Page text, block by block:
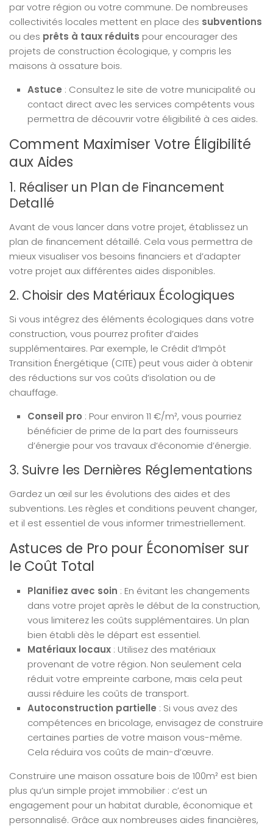
par votre région ou votre commune. De nombreuses
collectivités locales mettent en place des subventions
ou des prêts à taux réduits pour encourager des
projets de construction écologique, y compris les
maisons à ossature bois.
Astuce : Consultez le site de votre municipalité ou
contact direct avec les services compétents vous
permettra de découvrir votre éligibilité à ces aides.
Comment Maximiser Votre Éligibilité
aux Aides
1. Réaliser un Plan de Financement
Detallé
Avant de vous lancer dans votre projet, établissez un
plan de financement détaillé. Cela vous permettra de
mieux visualiser vos besoins financiers et d’adapter
votre projet aux différentes aides disponibles.
2. Choisir des Matériaux Écologiques
Si vous intégrez des éléments écologiques dans votre
construction, vous pourrez profiter d’aides
supplémentaires. Par exemple, le Crédit d’Impôt
Transition Énergétique (CITE) peut vous aider à obtenir
des réductions sur vos coûts d’isolation ou de
chauffage.
Conseil pro : Pour environ 11 €/m², vous pourriez
bénéficier de prime de la part des fournisseurs
d’énergie pour vos travaux d’économie d’énergie.
3. Suivre les Dernières Réglementations
Gardez un œil sur les évolutions des aides et des
subventions. Les règles et conditions peuvent changer,
et il est essentiel de vous informer trimestriellement.
Astuces de Pro pour Économiser sur
le Coût Total
Planifiez avec soin : En évitant les changements
dans votre projet après le début de la construction,
vous limiterez les coûts supplémentaires. Un plan
bien établi dès le départ est essentiel.
Matériaux locaux : Utilisez des matériaux
provenant de votre région. Non seulement cela
réduit votre empreinte carbone, mais cela peut
aussi réduire les coûts de transport.
Autoconstruction partielle : Si vous avez des
compétences en bricolage, envisagez de construire
certaines parties de votre maison vous-même.
Cela réduira vos coûts de main-d’œuvre.
Construire une maison ossature bois de 100m² est bien
plus qu’un simple projet immobilier : c’est un
engagement pour un habitat durable, économique et
personnalisé. Grâce aux nombreuses aides financières,